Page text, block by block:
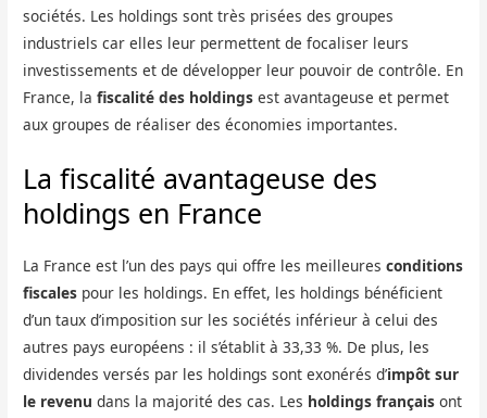
sociétés. Les holdings sont très prisées des groupes
industriels car elles leur permettent de focaliser leurs
investissements et de développer leur pouvoir de contrôle. En
France, la fiscalité des holdings est avantageuse et permet
aux groupes de réaliser des économies importantes.
La fiscalité avantageuse des
holdings en France
La France est l’un des pays qui offre les meilleuresconditions
fiscales pour les holdings. En effet, les holdings bénéficient
d’un taux d’imposition sur les sociétés inférieur à celui des
autres pays européens : il s’établit à 33,33 %. De plus, les
dividendes versés par les holdings sont exonérés d’impôt sur
le revenu dans la majorité des cas. Les holdings français ont